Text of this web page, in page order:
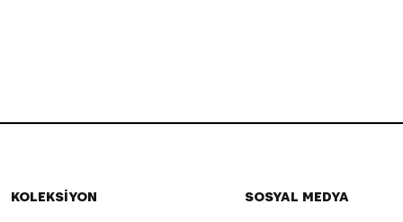
KOLEKSİYON
SOSYAL MEDYA